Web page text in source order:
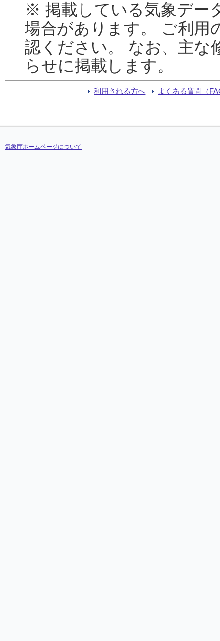
※ 掲載している気象デー
場合があります。 ご利用
認ください。 なお、主な
らせに掲載します。
利用される方へ よくある質問（
気象庁ホームページについて